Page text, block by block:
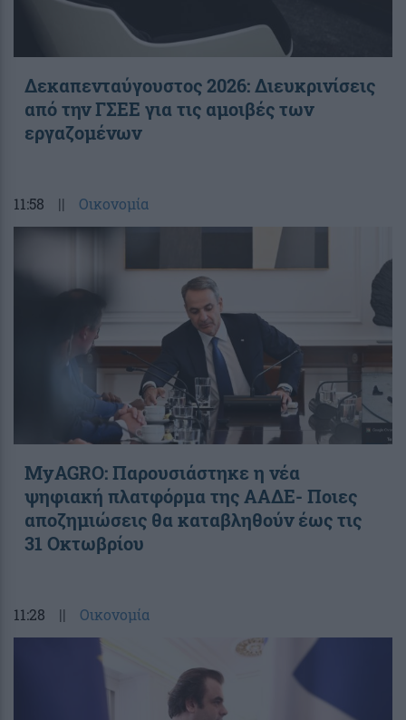
Δεκαπενταύγουστος 2026: Διευκρινίσεις
από την ΓΣΕΕ για τις αμοιβές των
εργαζομένων
11:58 || Οικονομία
ΜyAGRO: Παρουσιάστηκε η νέα
ψηφιακή πλατφόρμα της ΑΑΔΕ- Ποιες
αποζημιώσεις θα καταβληθούν έως τις
31 Οκτωβρίου
11:28 || Οικονομία